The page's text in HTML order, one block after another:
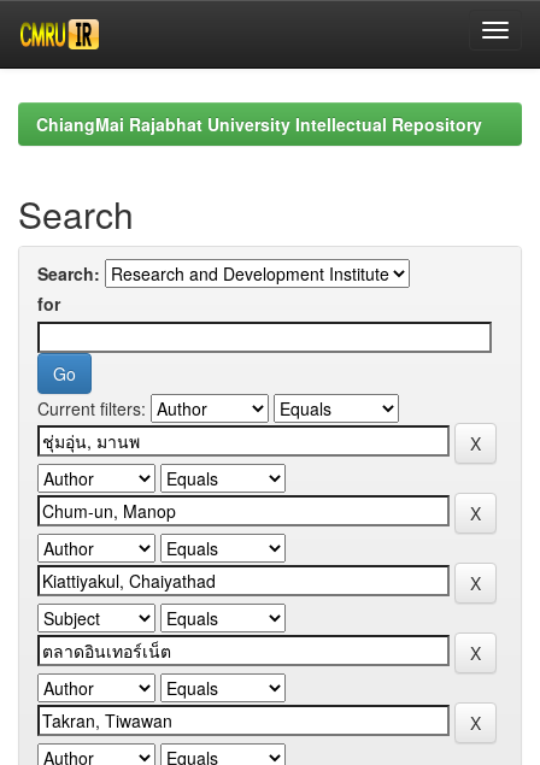
navigationChiangMai Rajabhat University Intellectual Repository
Search
Search:
for
Current filters: